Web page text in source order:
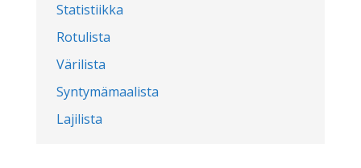
Statistiikka
Rotulista
Värilista
Syntymämaalista
Lajilista